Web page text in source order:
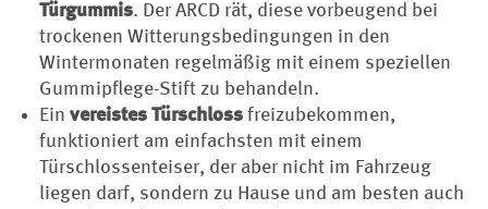
Türgummis. Der ARCD rät, diese vorbeugend bei
trockenen Witterungsbedingungen in den
Wintermonaten regelmäßig mit einem speziellen
Gummipflege-Stift zu behandeln.
Ein vereistes Türschloss freizubekommen,
funktioniert am einfachsten mit einem
Türschlossenteiser, der aber nicht im Fahrzeug
liegen darf, sondern zu Hause und am besten auch